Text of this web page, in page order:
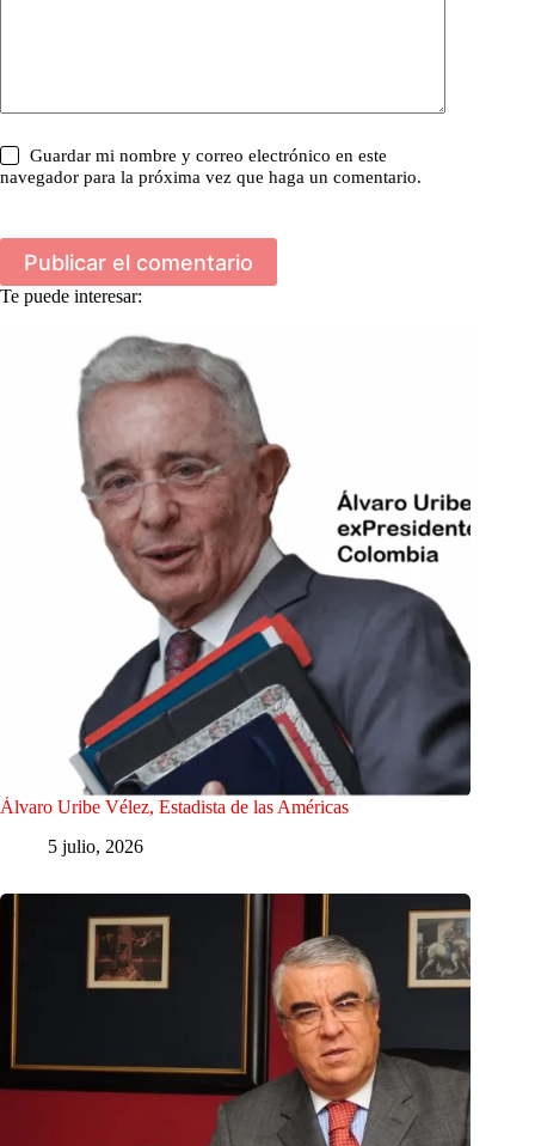
Guardar mi nombre y correo electrónico en este
navegador para la próxima vez que haga un comentario.
Publicar el comentario
Te puede interesar:
Álvaro Uribe Vélez, Estadista de las Américas
5 julio, 2026